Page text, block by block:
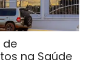
de
na Saúde